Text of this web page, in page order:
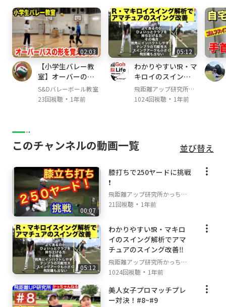
02:03
【小学生バレー教
室】オーバーの形
を覚えよう！【バ
レーボール】
S&Dバレーボール教室
23回視聴・ 1年前
05:12
わかりやすい❗️R・マ
キロイのスイング
解析でアマチュア
のスイング改善‼️
飛距離アップ研究所か
っちゃんねる
1024回視聴・ 1年前
このチャンネルの動画一覧 並び替え
00:07
膝打ちで250ヤードに挑戦
❗️
飛距離アップ研究所かっちゃ
んねる
21回視聴 ・ 1年前
05:12
わかりやすい❗️R・マキロ
イのスイング解析でアマ
チュアのスイング改善‼️
飛距離アップ研究所かっちゃ
んねる
1024回視聴 ・ 1年前
美人女子プロマッチプレ
ー対決！#8~#9